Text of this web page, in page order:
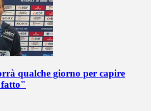
qualche giorno per capire
fatto"